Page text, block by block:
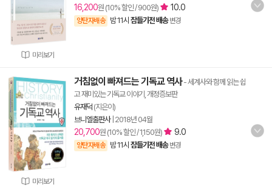
미리보기
16,200원 (10% 할인 / 900원) 10.0
양탄자배송 밤 11시 잠들기전 배송 변경
미리보기
거침없이 빠져드는 기독교 역사- 세계사와 함께 읽는 쉽
고 재미있는 기독교 이야기, 개정증보판
유재덕 (지은이)
브니엘출판사| 2018년 04월
20,700원 (10% 할인 / 1,150원) 9.0
양탄자배송 밤 11시 잠들기전 배송 변경